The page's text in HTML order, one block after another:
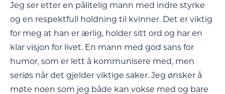
Jeg ser etter en pålitelig mann med indre styrke
og en respektfull holdning til kvinner. Det er viktig
for meg at han er ærlig, holder sitt ord og har en
klar visjon for livet. En mann med god sans for
humor, som er lett å kommunisere med, men
seriøs når det gjelder viktige saker. Jeg ønsker å
møte noen som jeg både kan vokse med og bare